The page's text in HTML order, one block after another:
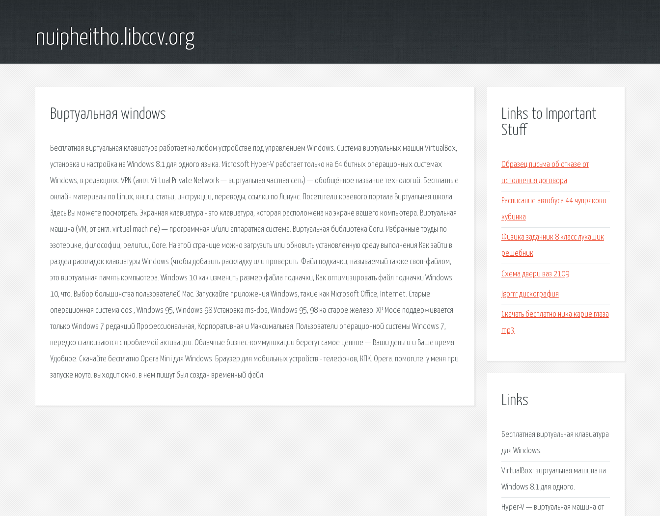
nuipheitho.libccv.org
Виртуальная windows
Бесплатная виртуальная клавиатура работает на любом устройстве под управлением Windows. Система виртуальных машин VirtualBox,
установка и настройка на Windows 8.1 для одного языка. Microsoft Hyper-V работает только на 64 битных операционных системах
Windows, в редакциях. VPN (англ. Virtual Private Network — виртуальная частная сеть) — обобщённое название технологий. Бесплатные
онлайн материалы по Linux, книги, статьи, инструкции, переводы, ссылки по Линукс. Посетители краевого портала Виртуальная школа
Здесь Вы можете посмотреть. Экранная клавиатура - это клавиатура, которая расположена на экране вашего компьютера. Виртуальная
машина (VM, от англ. virtual machine) — программная и/или аппаратная система. Виртуальная библиотека йоги. Избранные труды по
эзотерике, философии, религии, йоге. На этой странице можно загрузить или обновить установленную среду выполнения Как зайти в
раздел раскладок клавиатуры Windows (чтобы добавить раскладку или проверить. Файл подкачки, называемый также своп-файлом,
это виртуальная память компьютера. Windows 10 как изменить размер файла подкачки, Как оптимизировать файл подкачки Windows
10, что. Выбор большинства пользователей Мас. Запускайте приложения Windows, такие как Microsoft Office, Internet. Старые
операционная система dos , Windows 95, Windows 98 Установка ms-dos, Windows 95, 98 на старое железо. XP Mode поддерживается
только Windows 7 редакций Профессиональная, Корпоративная и Максимальная. Пользователи операционной системы Windows 7,
нередко сталкиваются с проблемой активации. Облачные бизнес-коммуникации берегут самое ценное — Ваши деньги и Ваше время.
Удобное. Скачайте бесплатно Opera Mini для Windows. Браузер для мобильных устройств - телефонов, КПК. Opera. помогите. у меня при
запуске ноута. выходит окно. в нем пишут был создан временный файл.
Links to Important
Stuff
Образец письма об отказе от
исполнения договора
Расписание автобуса 44 чупряково
кубинка
Физика задачник 8 класс лукашик
решебник
Схема двери ваз 2109
Igorrr дискография
Скачать бесплатно ника карие глаза
mp3
Links
Бесплатная виртуальная клавиатура
для Windows.
VirtualBox: виртуальная машина на
Windows 8.1 для одного.
Hyper-V — виртуальная машина от